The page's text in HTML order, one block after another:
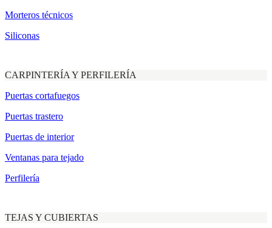
Morteros técnicos
Siliconas
CARPINTERÍA Y PERFILERÍA
Puertas cortafuegos
Puertas trastero
Puertas de interior
Ventanas para tejado
Perfilería
TEJAS Y CUBIERTAS